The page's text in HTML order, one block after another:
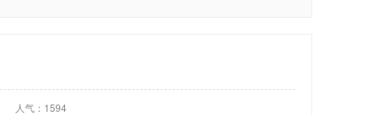
人气：1594